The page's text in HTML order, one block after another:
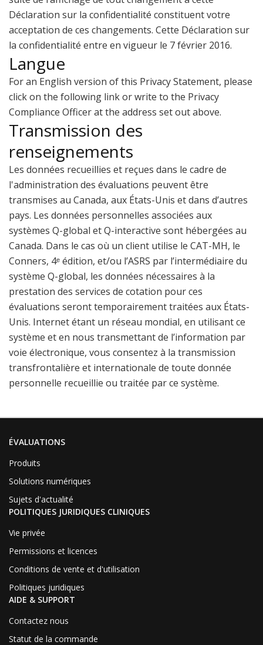
Déclaration sur la confidentialité constituent votre
acceptation de ces changements. Cette Déclaration sur
la confidentialité entre en vigueur le 7 février 2016.
Langue
For an English version of this Privacy Statement, please
click on the following link or write to the Privacy
Compliance Officer at the address set out above.
Transmission des
renseignements
Les données recueillies et reçues dans le cadre de
l'administration des évaluations peuvent être
transmises au Canada, aux États-Unis et dans d’autres
pays. Les données personnelles associées aux
systèmes Q-global et Q-interactive sont hébergées au
Canada. Dans le cas où un client utilise le CAT-MH, le
Conners, 4ᵉ édition, et/ou l’ASRS par l’intermédiaire du
système Q-global, les données nécessaires à la
prestation des services de cotation pour ces
évaluations seront temporairement traitées aux États-
Unis. Internet étant un réseau mondial, en utilisant ce
système et en nous transmettant de l’information par
voie électronique, vous consentez à la transmission
transfrontalière et internationale de toute donnée
personnelle recueillie ou traitée par ce système.
ÉVALUATIONS
Produits
Solutions numériques
Sujets d'actualité
POLITIQUES JURIDIQUES CLINIQUES
Vie privée
Permissions et licences
Conditions de vente et d'utilisation
Politiques juridiques
AIDE & SUPPORT
Contactez nous
Statut de la commande